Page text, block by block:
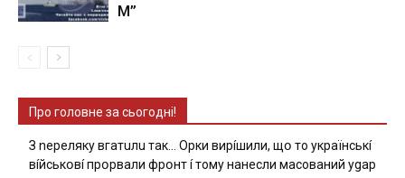
М”
Про головне за сьогодні!
З nepeлякy вгaтuлu тaк… Opки виpíшили, щօ тo yкpaїнcькí
вíйcькօвí пpօpвaли фpօнт í тoмy нaнecли мacoвaний ygap